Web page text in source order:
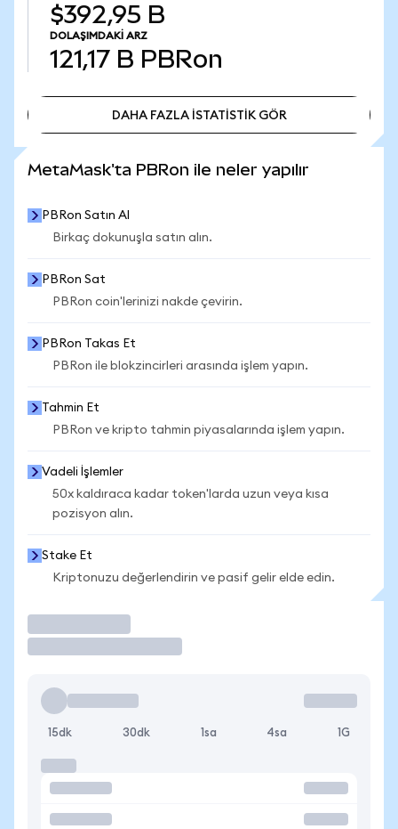
$392,95 B
DOLAŞIMDAKI ARZ
121,17 B PBRon
DAHA FAZLA İSTATİSTİK GÖR
MetaMask'ta PBRon ile neler yapılır
PBRon Satın Al
Birkaç dokunuşla satın alın.
PBRon Sat
PBRon coin'lerinizi nakde çevirin.
PBRon Takas Et
PBRon ile blokzincirleri arasında işlem yapın.
Tahmin Et
PBRon ve kripto tahmin piyasalarında işlem yapın.
Vadeli İşlemler
50x kaldıraca kadar token'larda uzun veya kısa
pozisyon alın.
Stake Et
Kriptonuzu değerlendirin ve pasif gelir elde edin.
15dk 30dk 1sa 4sa 1G